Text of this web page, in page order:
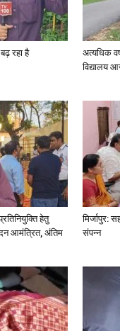
रहा है
अत्यधिक
विद्यालय
हेतु
आमंत्रित, अंतिम
मिर्जापुर:
संपन्न